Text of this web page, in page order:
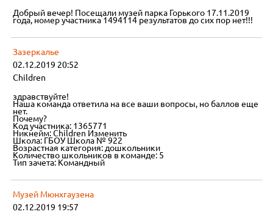
Добрый вечер! Посещали музей парка Горького 17.11.2019
года, номер участника 1494114 результатов до сих пор нет!!!
Зазеркалье
02.12.2019 20:52
Children
здравствуйте!
Наша команда ответила на все ваши вопросы, но баллов еще
нет.
Почему?
Код участника: 1365771
Никнейм: Children Изменить
Школа: ГБОУ Школа № 922
Возрастная категория: дошкольники
Количество школьников в команде: 5
Тип зачета: Командный
Музей Мюнхгаузена
02.12.2019 19:57